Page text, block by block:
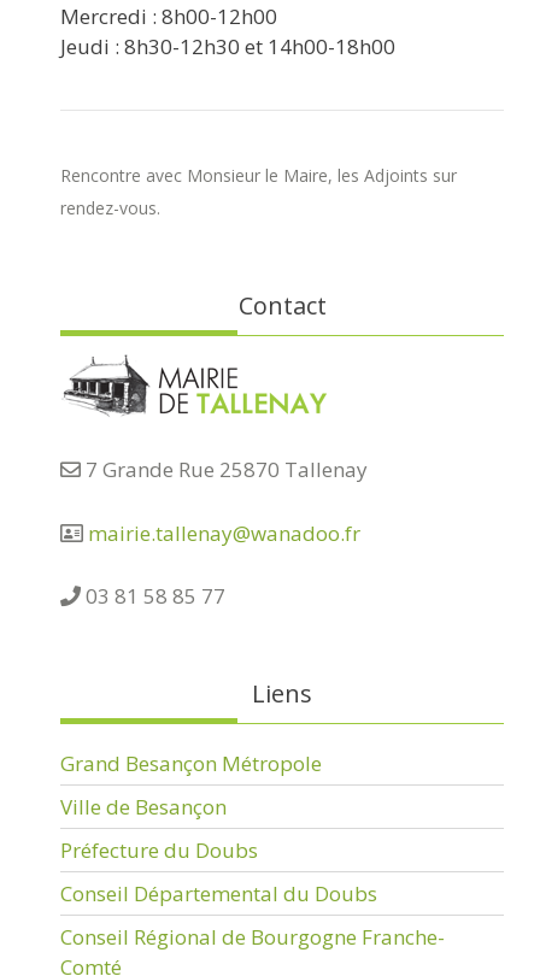
Mercredi : 8h00-12h00
Jeudi : 8h30-12h30 et 14h00-18h00
Rencontre avec Monsieur le Maire, les Adjoints sur
rendez-vous.
Contact
7 Grande Rue 25870 Tallenay
mairie.tallenay@wanadoo.fr
03 81 58 85 77
Liens
Grand Besançon Métropole
Ville de Besançon
Préfecture du Doubs
Conseil Départemental du Doubs
Conseil Régional de Bourgogne Franche-
Comté